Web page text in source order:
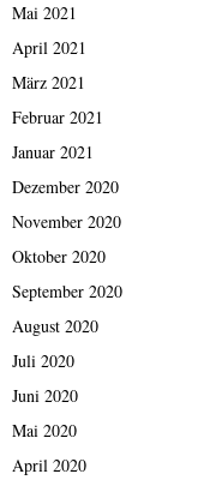
Mai 2021
April 2021
März 2021
Februar 2021
Januar 2021
Dezember 2020
November 2020
Oktober 2020
September 2020
August 2020
Juli 2020
Juni 2020
Mai 2020
April 2020